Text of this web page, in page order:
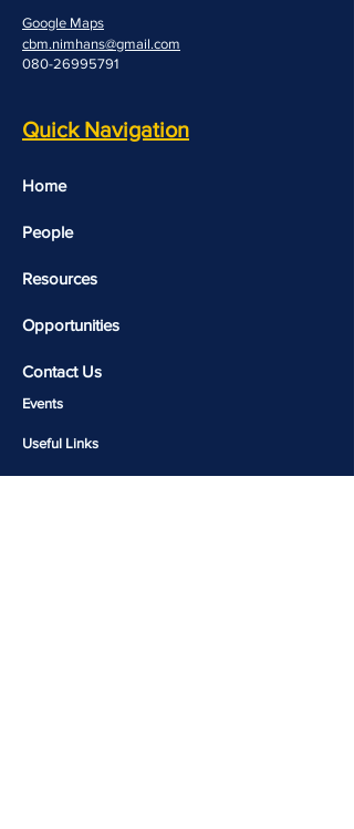
Google Maps
cbm.nimhans@gmail.com
080-26995791
Quick Navigation
Home
People
Resources
Opportunities
Contact Us
Events
Useful Links​​